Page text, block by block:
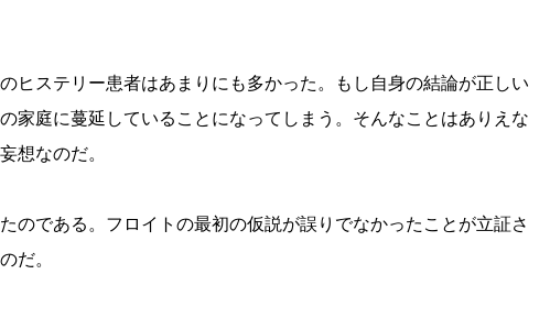
ヒステリー患者はあまりにも多かった。もし自身の結論が正しい
家庭に蔓延していることになってしまう。そんなことはありえな
想なのだ。
のである。フロイトの最初の仮説が誤りでなかったことが立証さ
だ。